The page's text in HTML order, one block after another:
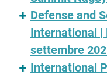
Defense and
International |
settembre
International